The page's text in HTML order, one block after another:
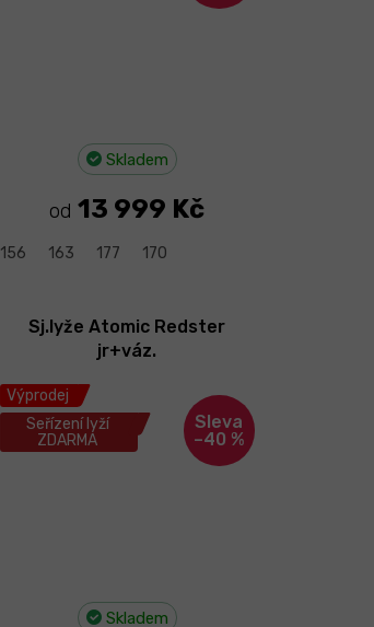
Skladem
od 13 999 Kč
156 163 177 170
Výprodej
Seřízení lyží
ZDARMA
–40 %
Sj.lyže Atomic Redster
jr+váz.
Skladem